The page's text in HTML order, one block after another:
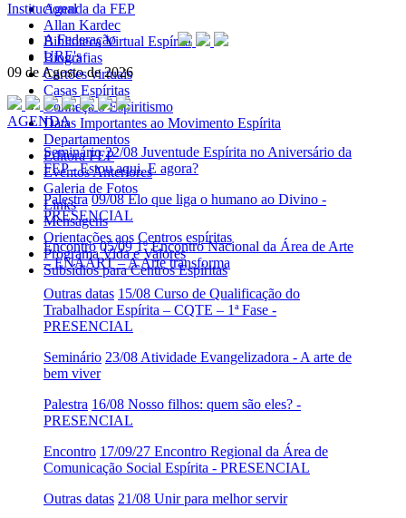
Agenda da FEP
Allan Kardec
Biblioteca Virtual Espírita
Biografias
Cartões virtuais
Casas Espíritas
Conheça o Espiritismo
Datas Importantes ao Movimento Espírita
Departamentos
Editora FEP
Eventos Anteriores
Galeria de Fotos
Links
Mensagens
Orientações aos Centros espíritas
Programa Vida e Valores
Subsídios para Centros Espíritas
Institucional
A Federação
URE's
09 de Agosto de 2026
AGENDA
Seminário 22/08 Juventude Espírita no Aniversário da
FEP - Estou aqui. E agora?
Palestra 09/08 Elo que liga o humano ao Divino -
PRESENCIAL
Encontro 05/09 1º Encontro Nacional da Área de Arte
– ENAART – A Arte transforma
Outras datas 15/08 Curso de Qualificação do
Trabalhador Espírita – CQTE – 1ª Fase -
PRESENCIAL
Seminário 23/08 Atividade Evangelizadora - A arte de
bem viver
Palestra 16/08 Nosso filhos: quem são eles? -
PRESENCIAL
Encontro 17/09/27 Encontro Regional da Área de
Comunicação Social Espírita - PRESENCIAL
Outras datas 21/08 Unir para melhor servir